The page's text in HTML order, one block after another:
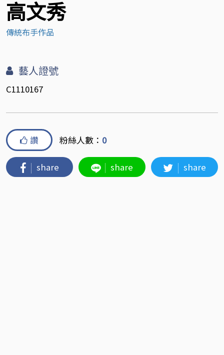
高文秀
傳統布手作品
藝人證號
C1110167
讚 粉絲人數： 0
share share share